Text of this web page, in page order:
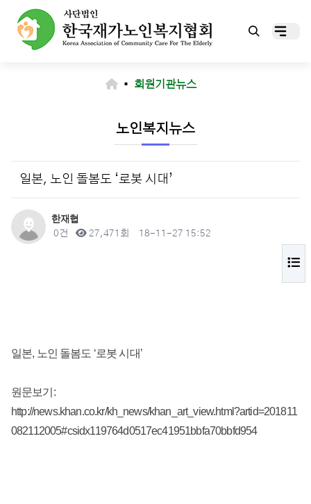
▪ 회원기관뉴스
노인복지뉴스
일본, 노인 돌봄도 ‘로봇 시대’
작성자
한재협
댓글
0건 조회27,471회 작성일
18-11-27 15:52
일본, 노인 돌봄도 ‘로봇 시대’
원문보기:
http://news.khan.co.kr/kh_news/khan_art_view.html?artid=201811
082112005#csidx119764d0517ec41951bbfa70bbfd954